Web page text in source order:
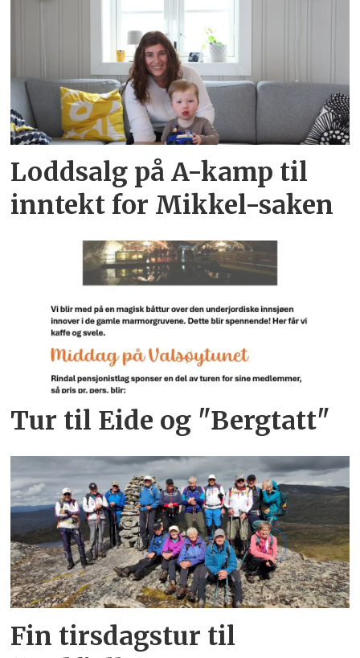
Loddsalg på A-kamp til
inntekt for Mikkel-saken
Tur til Eide og "Bergtatt"
Fin tirsdagstur til